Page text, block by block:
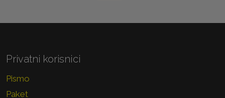
Privatni korisnici
Pismo
Paket